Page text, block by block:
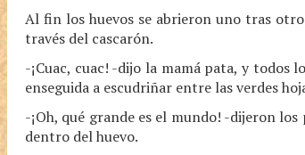
Al fin los huevos se abrieron uno tras
través del cascarón.
-¡Cuac, cuac! -dijo la mamá pata, y todos
enseguida a escudriñar entre las verdes
-¡Oh, qué grande es el mundo! -dijeron
dentro del huevo.